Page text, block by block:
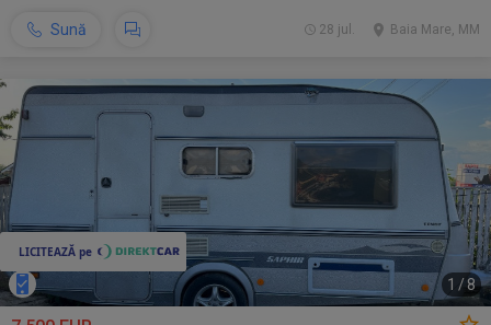
Sună Baia Mare, MM
28 jul.
1 /8